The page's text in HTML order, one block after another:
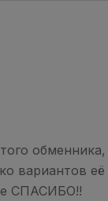
вариантов
СПАСИБО!!